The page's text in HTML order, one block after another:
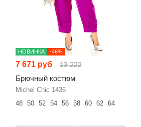
НОВИНКА -46%
7 671 руб 13 222
Брючный костюм
Michel Chic 1436
48
50 52 54 56 58 60 62 64